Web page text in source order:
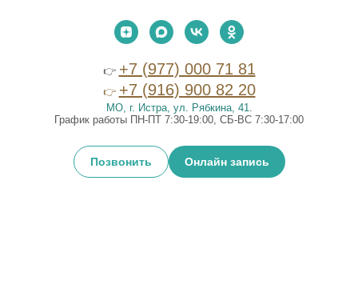
👉 +7 (977) 000 71 81
👉 +7 (916) 900 82 20
МО, г. Истра, ул. Рябкина, 41.
График работы ПН-ПТ 7:30-19:00, СБ-ВС 7:30-17:00
Позвонить Онлайн запись